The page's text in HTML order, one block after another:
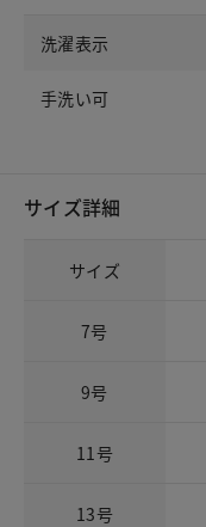
洗濯表示
手洗い可
サイズ詳細
サイズ
7号
9号
11号
13号